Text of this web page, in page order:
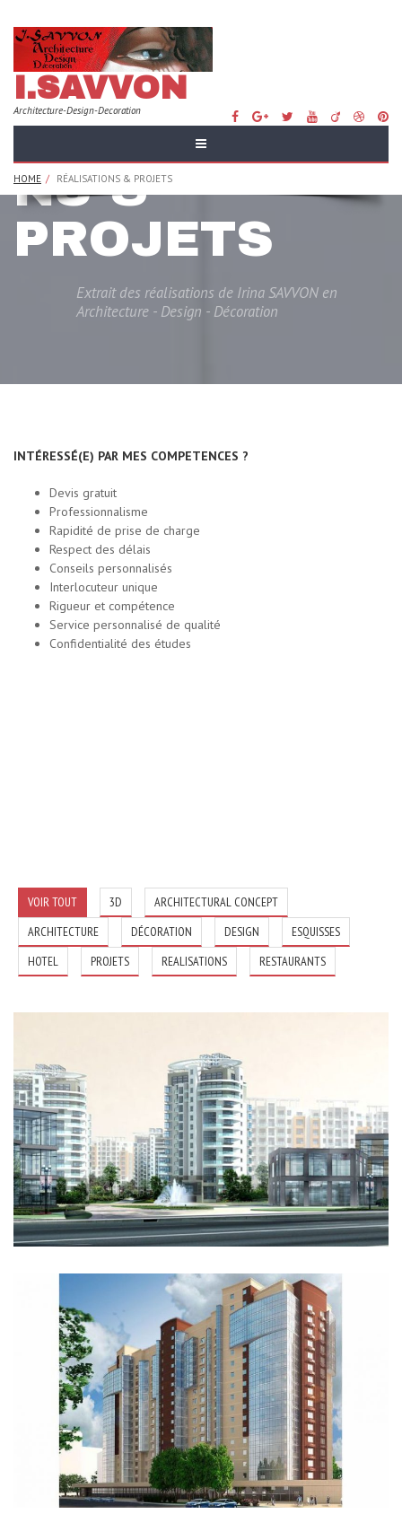
I.SAVVON
Architecture-Design-Decoration
HOME RÉALISATIONS & PROJETS
RÉALISATIO
NS &
PROJETS
Extrait des réalisations de Irina SAVVON en
Architecture - Design - Décoration
INTÉRESSÉ(E) PAR MES COMPETENCES ?
Devis gratuit
Professionnalisme
Rapidité de prise de charge
Respect des délais
Conseils personnalisés
Interlocuteur unique
Rigueur et compétence
Service personnalisé de qualité
Confidentialité des études
VOIR TOUT 3D
ARCHITECTURAL CONCEPT
ARCHITECTURE
DÉCORATION DESIGN
ESQUISSES
HOTEL
PROJETS REALISATIONS RESTAURANTS
Architectural concept à Saint-Pétersbourg.
Complexe Commercial et Habitation 19 étages.
Smolino Park
Complexe Hôtelier 4 et 5 étoiles